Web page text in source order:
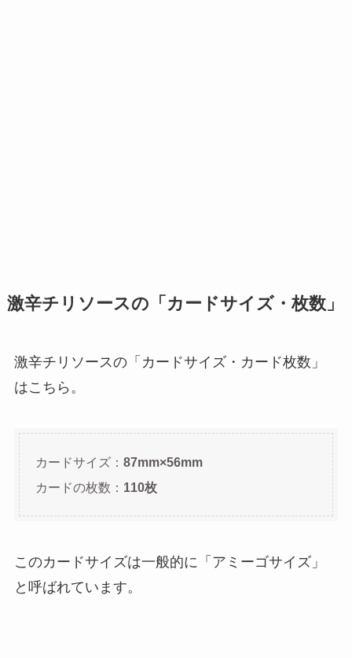
激辛チリソースの「カードサイズ・枚数」
激辛チリソースの「カードサイズ・カード枚数」
はこちら。
カードサイズ： 87mm×56mm
カードの枚数： 110枚
このカードサイズは一般的に「アミーゴサイズ」
と呼ばれています。